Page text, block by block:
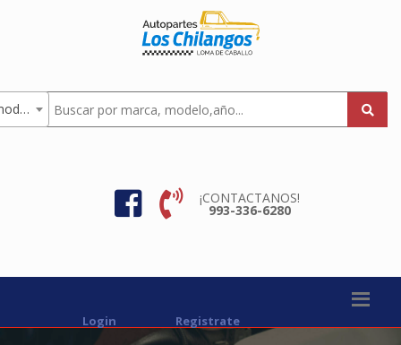
Todas los modelos
¡CONTACTANOS!
993-336-6280
Login Registrate